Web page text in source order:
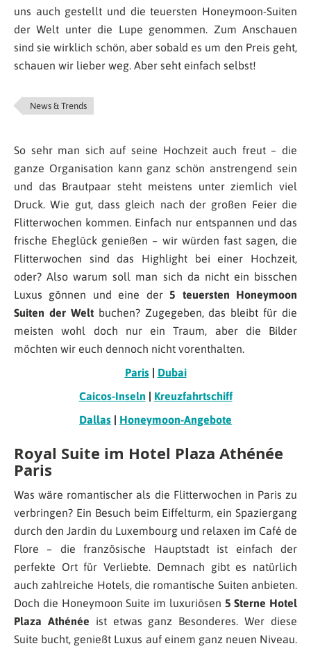
uns auch gestellt und die teuersten Honeymoon-Suiten
der Welt unter die Lupe genommen. Zum Anschauen
sind sie wirklich schön, aber sobald es um den Preis geht,
schauen wir lieber weg. Aber seht einfach selbst!
News & Trends
So sehr man sich auf seine Hochzeit auch freut – die
ganze Organisation kann ganz schön anstrengend sein
und das Brautpaar steht meistens unter ziemlich viel
Druck. Wie gut, dass gleich nach der großen Feier die
Flitterwochen kommen. Einfach nur entspannen und das
frische Eheglück genießen – wir würden fast sagen, die
Flitterwochen sind das Highlight bei einer Hochzeit,
oder? Also warum soll man sich da nicht ein bisschen
Luxus gönnen und eine der5 teuersten Honeymoon
Suiten der Weltbuchen? Zugegeben, das bleibt für die
meisten wohl doch nur ein Traum, aber die Bilder
möchten wir euch dennoch nicht vorenthalten.
Paris| Dubai
Caicos-Inseln | Kreuzfahrtschiff
Dallas | Honeymoon-Angebote
Royal Suite im Hotel Plaza Athénée
Paris
Was wäre romantischer als die Flitterwochen in Paris zu
verbringen? Ein Besuch beim Eiffelturm, ein Spaziergang
durch den Jardin du Luxembourg und relaxen im Café de
Flore – die französische Hauptstadt ist einfach der
perfekte Ort für Verliebte. Demnach gibt es natürlich
auch zahlreiche Hotels, die romantische Suiten anbieten.
Doch die Honeymoon Suite im luxuriösen 5 Sterne Hotel
Plaza Athénée ist etwas ganz Besonderes. Wer diese
Suite bucht, genießt Luxus auf einem ganz neuen Niveau.